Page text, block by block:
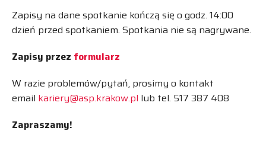
Zapisy na dane spotkanie kończą się o godz. 14:00
dzień przed spotkaniem. Spotkania nie są nagrywane.
Zapisy przez formularz
W razie problemów/pytań, prosimy o kontakt
email kariery@asp.krakow.pl lub tel. 517 387 408
Zapraszamy!